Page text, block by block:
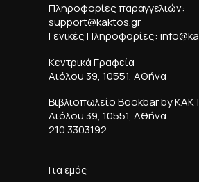
Πληροφορίες παραγγελιών:
support@kaktos.gr
Γενικές Πληροφορίες:
Κεντρικά Γραφεία
Αιόλου 39, 10551, Αθήνα
Βιβλιοπωλείο Bookbar by
Αιόλου 39, 10551, Αθήνα
210 3303192
Για εμάς